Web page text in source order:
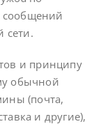
сообщений
сети.
и принципу
обычной
(почта,
и другие),